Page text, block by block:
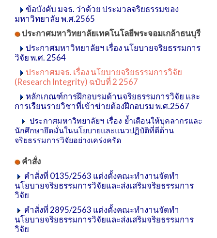
ข้อบังคับ มจธ. ว่าด้วย ประมวลจริยธรรมของ
มหาวิทยาลัย พ.ศ.2565
ประกาศมหาวิทยาลัยเทคโนโลยีพระจอมเกล้าธนบุรี
ประกาศมหาวิทยาลัยฯ เรื่อง นโยบายจริยธรรมการ
วิจัย พ.ศ. 2564
ประกาศมจธ. เรื่อง นโยบายจริยธรรมการวิจัย
(Research Integrity) ฉบับที่ 2 2567
หลักเกณฑ์การฝึกอบรมด้านจริยธรรมการวิจัย และ
การเรียนรายวิชาที่เข้าข่ายต้องฝึกอบรม พ.ศ.2567
ประกาศมหาวิทยาลัยฯ เรื่อง ย้ำเตือนให้บุคลากรและ
นักศึกษายึดมั่นในนโยบายและแนวปฏิบัติที่ดีด้าน
จริยธรรมการวิจัยอย่างเคร่งครัด
คำสั่ง
คำสั่งที่ 0135/2563 แต่งตั้งคณะทำงานจัดทำ
นโยบายจริยธรรมการวิจัยและส่งเสริมจริยธรรมการ
วิจัย
คำสั่งที่ 2895/2563 แต่งตั้งคณะทำงานจัดทำ
นโยบายจริยธรรมการวิจัยและส่งเสริมจริยธรรมการ
วิจัย